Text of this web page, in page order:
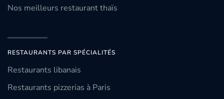
Nos meilleurs restaurant thaïs
RESTAURANTS PAR SPÉCIALITÉS
Restaurants libanais
Restaurants pizzerias à Paris